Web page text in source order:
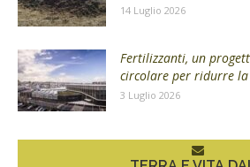
14 Luglio 2026
Fertilizzanti, un
circolare per ridurre la
3 Luglio 2026